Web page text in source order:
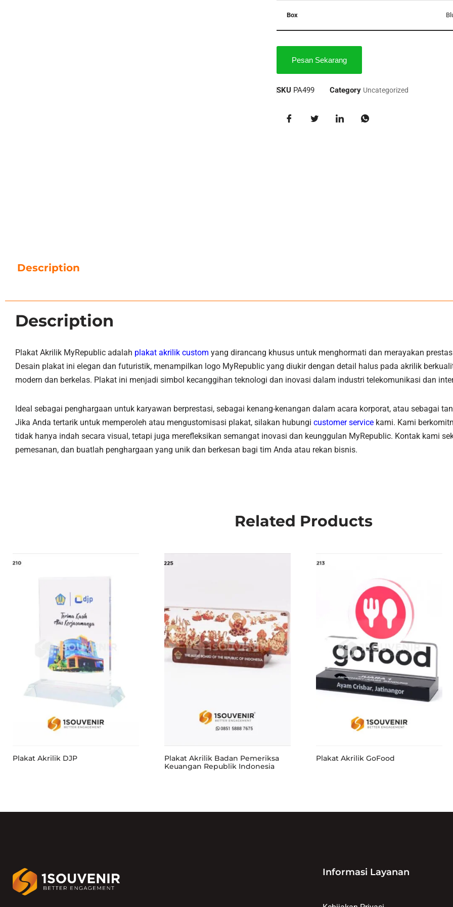
Box
Pesan Sekarang
SKU PA499 Category Uncategorized
Description
Description
Plakat Akrilik MyRepublic adalah plakat akrilik custom yang dirancang khusus untuk menghormati dan merayakan
Desain plakat ini elegan dan futuristik, menampilkan logo MyRepublic yang diukir dengan detail halus pada akrilik
modern dan berkelas. Plakat ini menjadi simbol kecanggihan teknologi dan inovasi dalam industri telekomunikasi dan
Ideal sebagai penghargaan untuk karyawan berprestasi, sebagai kenang-kenangan dalam acara korporat, atau sebagai
Jika Anda tertarik untuk memperoleh atau mengustomisasi plakat, silakan hubungi customer service kami. Kami
tidak hanya indah secara visual, tetapi juga merefleksikan semangat inovasi dan keunggulan MyRepublic. Kontak kami
pemesanan, dan buatlah penghargaan yang unik dan berkesan bagi tim Anda atau rekan bisnis.
Related Products
Plakat Akrilik DJP
Plakat Akrilik Badan Pemeriksa
Keuangan Republik Indonesia
Plakat Akrilik GoFood
Informasi Layanan